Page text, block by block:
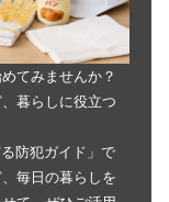
てみませんか？
暮らしに役立つ
防犯ガイド」で
毎日の暮らしを